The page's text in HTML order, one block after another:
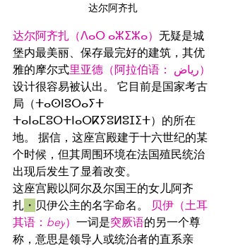
达尔阿齐扎
达尔阿齐扎（ⴷⴰⵔ ⴰⵣⵉⵣⴰ） 无疑是城
堡内最美丽、保存最完好的建筑，其优
雅的摩尔式
里亚德（阿拉伯语： رياض）
设计很容易被认出。 它目前是国家考古
局（ⵜⴰⵙⵏⵓⵔⴰⵢⵜ
ⵜⴰⵏⴰⵎⵓⵔⵜⵏⴰⵔⴽⵢⵓⵍⵓⵊⵉⵜ）的所在
地。 据信，这座宫殿建于十六世纪的某
个时候，但其周围环境在法国殖民统治
出现后发生了显着改变。
这座宫殿以阿尔及尔国王的女儿阿齐
扎 ・ 贝伊公主的名字命名。 贝伊 （土耳
其语 ： bey） 一词是突厥语的另一个尊
称，意思是领导人或统治者的直系亲